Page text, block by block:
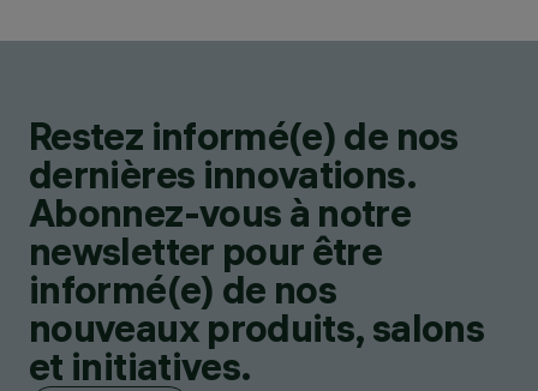
Restez informé(e) de nos
dernières innovations.
Abonnez-vous à notre
newsletter pour être
informé(e) de nos
nouveaux produits, salons
et initiatives.